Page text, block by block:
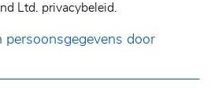
Ltd. privacybeleid.
persoonsgegevens door